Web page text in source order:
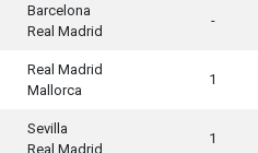
Barcelona
Real Madrid
-
Real Madrid
Mallorca
1
Sevilla
Real Madrid
1